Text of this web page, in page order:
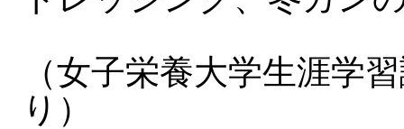
（女子栄養大学生涯学
り）